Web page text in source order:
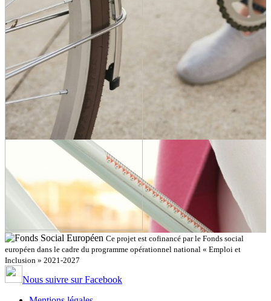
Ce projet est cofinancé par le Fonds social
européen dans le cadre du programme opérationnel national « Emploi et
Inclusion » 2021-2027
Nous suivre sur Facebook